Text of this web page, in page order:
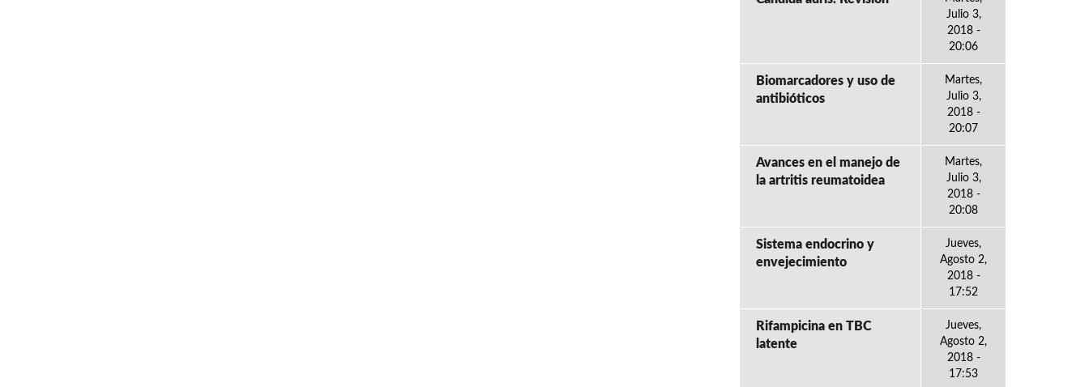
Julio 3,
2018 -
20:06
Biomarcadores y uso de
antibióticos
Martes,
Julio 3,
2018 -
20:07
Avances en el manejo de
la artritis reumatoidea
Martes,
Julio 3,
2018 -
20:08
Sistema endocrino y
envejecimiento
Jueves,
Agosto 2,
2018 -
17:52
Rifampicina en TBC
latente
Jueves,
Agosto 2,
2018 -
17:53